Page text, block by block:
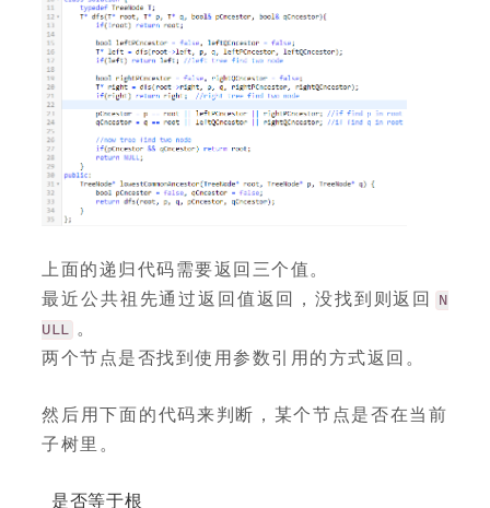
上面的递归代码需要返回三个值。
最近公共祖先通过返回值返回，没找到则返回
N
ULL 。
两个节点是否找到使用参数引用的方式返回。
然后用下面的代码来判断，某个节点是否在当前
子树里。
是否等于根